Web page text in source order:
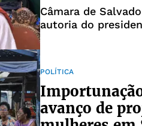
Câmara de
autoria do
POLÍTICA
avanço de